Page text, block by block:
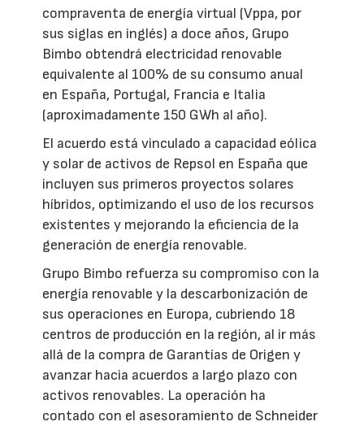
compraventa de energía virtual (Vppa, por
sus siglas en inglés) a doce años, Grupo
Bimbo obtendrá electricidad renovable
equivalente al 100% de su consumo anual
en España, Portugal, Francia e Italia
(aproximadamente 150 GWh al año).
El acuerdo está vinculado a capacidad eólica
y solar de activos de Repsol en España que
incluyen sus primeros proyectos solares
híbridos, optimizando el uso de los recursos
existentes y mejorando la eficiencia de la
generación de energía renovable.
Grupo Bimbo refuerza su compromiso con la
energía renovable y la descarbonización de
sus operaciones en Europa, cubriendo 18
centros de producción en la región, al ir más
allá de la compra de Garantías de Origen y
avanzar hacia acuerdos a largo plazo con
activos renovables. La operación ha
contado con el asesoramiento de Schneider